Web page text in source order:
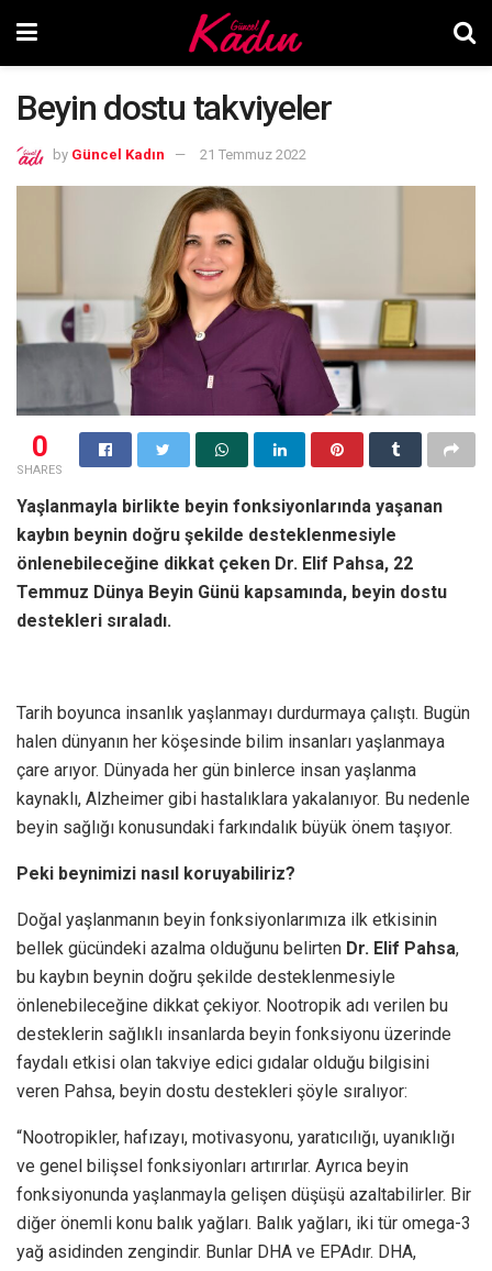
Beyin dostu takviyeler
by Güncel Kadın 21 Temmuz 2022
0
SHARES
Yaşlanmayla birlikte beyin fonksiyonlarında yaşanan
kaybın beynin doğru şekilde desteklenmesiyle
önlenebileceğine dikkat çeken Dr. Elif Pahsa, 22
Temmuz Dünya Beyin Günü kapsamında, beyin dostu
destekleri sıraladı.
Tarih boyunca insanlık yaşlanmayı durdurmaya çalıştı. Bugün
halen dünyanın her köşesinde bilim insanları yaşlanmaya
çare arıyor. Dünyada her gün binlerce insan yaşlanma
kaynaklı, Alzheimer gibi hastalıklara yakalanıyor. Bu nedenle
beyin sağlığı konusundaki farkındalık büyük önem taşıyor.
Peki beynimizi nasıl koruyabiliriz?
Doğal yaşlanmanın beyin fonksiyonlarımıza ilk etkisinin
bellek gücündeki azalma olduğunu belirten Dr. Elif Pahsa,
bu kaybın beynin doğru şekilde desteklenmesiyle
önlenebileceğine dikkat çekiyor. Nootropik adı verilen bu
desteklerin sağlıklı insanlarda beyin fonksiyonu üzerinde
faydalı etkisi olan takviye edici gıdalar olduğu bilgisini
veren Pahsa, beyin dostu destekleri şöyle sıralıyor:
“Nootropikler, hafızayı, motivasyonu, yaratıcılığı, uyanıklığı
ve genel bilişsel fonksiyonları artırırlar. Ayrıca beyin
fonksiyonunda yaşlanmayla gelişen düşüşü azaltabilirler. Bir
diğer önemli konu balık yağları. Balık yağları, iki tür omega-3
yağ asidinden zengindir. Bunlar DHA ve EPAdır. DHA,